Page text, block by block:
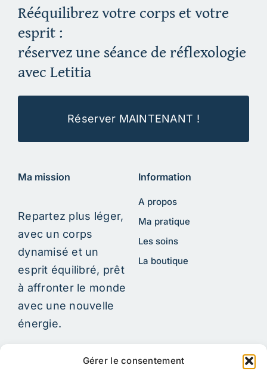
Gérer le consentement
Rééquilibrez votre corps et votre
esprit :
réservez une séance de réflexologie
avec Letitia
Réserver MAINTENANT !
Ma mission
Repartez plus léger,
avec un corps
dynamisé et un
esprit équilibré, prêt
à affronter le monde
avec une nouvelle
énergie.
Information
A propos
Ma pratique
Les soins
La boutique